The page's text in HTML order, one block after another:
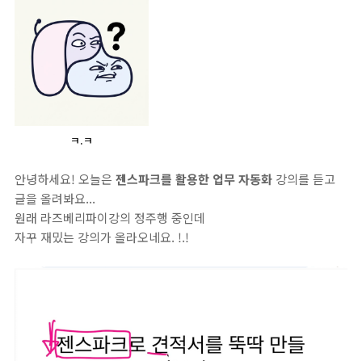
ㅋ.ㅋ
안녕하세요! 오늘은 젠스파크를 활용한 업무 자동화 강의를 듣고
글을 올려봐요...
원래 라즈베리파이강의 정주행 중인데
자꾸 재밌는 강의가 올라오네요. !.!